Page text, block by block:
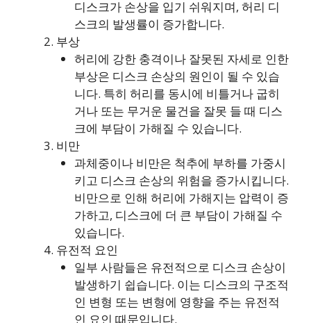
디스크가 손상을 입기 쉬워지며, 허리 디
스크의 발생률이 증가합니다.
부상
허리에 강한 충격이나 잘못된 자세로 인한
부상은 디스크 손상의 원인이 될 수 있습
니다. 특히 허리를 동시에 비틀거나 굽히
거나 또는 무거운 물건을 잘못 들 때 디스
크에 부담이 가해질 수 있습니다.
비만
과체중이나 비만은 척추에 부하를 가중시
키고 디스크 손상의 위험을 증가시킵니다.
비만으로 인해 허리에 가해지는 압력이 증
가하고, 디스크에 더 큰 부담이 가해질 수
있습니다.
유전적 요인
일부 사람들은 유전적으로 디스크 손상이
발생하기 쉽습니다. 이는 디스크의 구조적
인 변형 또는 변형에 영향을 주는 유전적
인 요인 때문입니다.